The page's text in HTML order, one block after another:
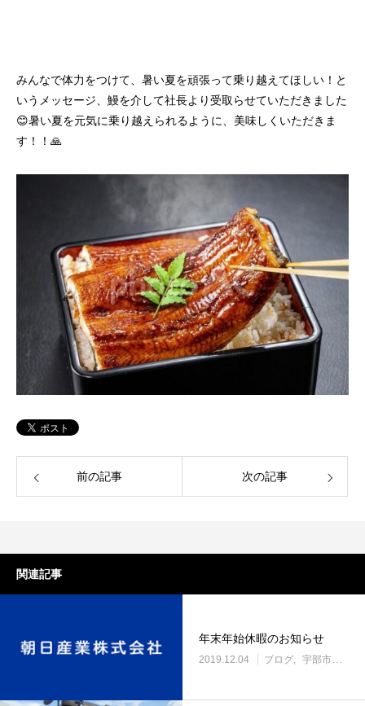
みんなで体力をつけて、暑い夏を頑張って乗り越えてほしい！と
いうメッセージ、鰻を介して社長より受取らせていただきました
😊暑い夏を元気に乗り越えられるように、美味しくいただきま
す！！🙏
前の記事 次の記事
関連記事
年末年始休暇のお知らせ
2019.12.04 ブログ 宇部市働き方改革に取り組む企業